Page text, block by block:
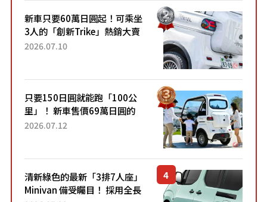
新車只要60萬日圓起！可乘坐
3人的「創新Trike」熱銷大賣
成為人氣車款！「養車成本真
2026.07.10
只要150日圓就能跑「100公
里」！ 新車售價69萬日圓的
「3人座」Trike大受歡迎！ 順
2026.07.12
清新綠色的最新「3排7人座」
Minivan 備受矚目！ 採用全長